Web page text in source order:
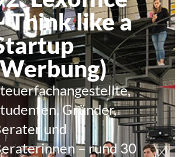
Think like a
Gründer,
und
– rund 30